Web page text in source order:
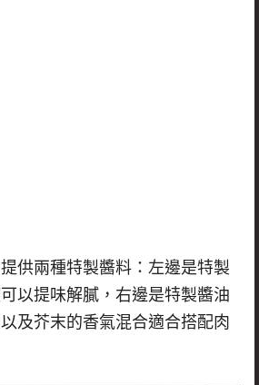
供兩種特製醬料：左邊是特製
以提味解膩，右邊是特製醬油
及芥末的香氣混合適合搭配肉